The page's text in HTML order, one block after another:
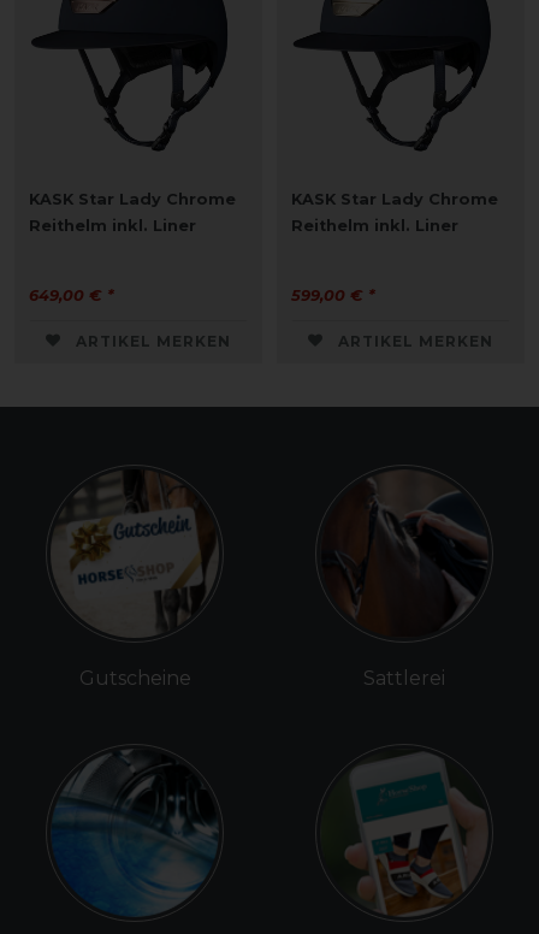
KASK Star Lady Chrome
Reithelm inkl. Liner
649,00 € *
ARTIKEL MERKEN
KASK Star Lady Chrome
Reithelm inkl. Liner
599,00 € *
ARTIKEL MERKEN
Gutscheine Sattlerei